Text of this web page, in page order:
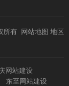
所有 网站地图 地区
网站建设
东至网站建设